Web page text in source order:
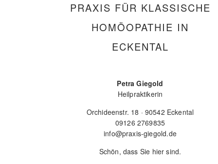
PRAXIS FÜR KLASSISCHE
HOMÖOPATHIE IN
ECKENTAL
Petra Giegold
Heilpraktikerin
Orchideenstr. 18 · 90542 Eckental
09126 2769835
info@praxis-giegold.de
Schön, dass Sie hier sind.